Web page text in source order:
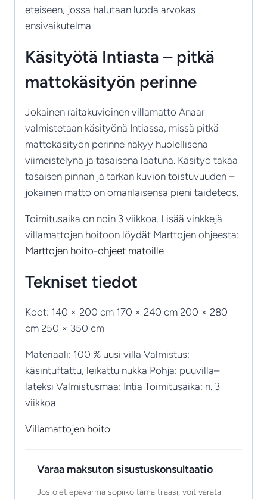
eteiseen, jossa halutaan luoda arvokas
ensivaikutelma.
Käsityötä Intiasta – pitkä
mattokäsityön perinne
Jokainen raitakuvioinen villamatto Anaar
valmistetaan käsityönä Intiassa, missä pitkä
mattokäsityön perinne näkyy huolellisena
viimeistelynä ja tasaisena laatuna. Käsityö takaa
tasaisen pinnan ja tarkan kuvion toistuvuuden –
jokainen matto on omanlaisensa pieni taideteos.
Toimitusaika on noin 3 viikkoa. Lisää vinkkejä
villamattojen hoitoon löydät Marttojen ohjeesta:
Marttojen hoito-ohjeet matoille
Tekniset tiedot
Koot: 140 × 200 cm 170 × 240 cm 200 × 280
cm 250 × 350 cm
Materiaali: 100 % uusi villa Valmistus:
käsintuftattu, leikattu nukka Pohja: puuvilla–
lateksi Valmistusmaa: Intia Toimitusaika: n. 3
viikkoa
Villamattojen hoito
Varaa maksuton sisustuskonsultaatio
Jos olet epävarma sopiiko tämä tilaasi, voit varata